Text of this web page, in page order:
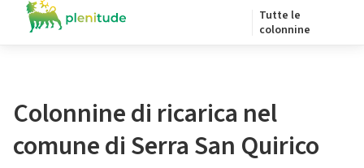
Tutte le
colonnine
Colonnine di ricarica nel
comune di Serra San Quirico